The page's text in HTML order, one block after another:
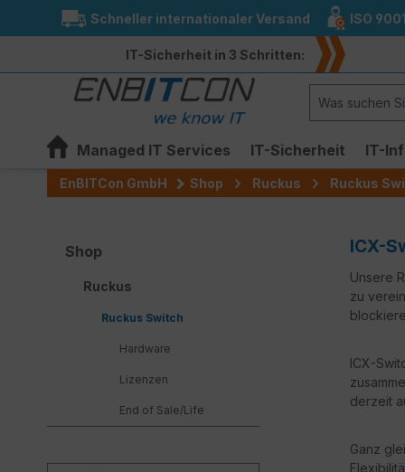
Zur Hauptnavigation springen
Schneller internationaler Versand ISO
IT-Sicherheit in 3 Schritten:
Managed IT Services IT-Sicherheit IT-
EnBITCon GmbH Shop Ruckus Ruckus
Shop
Ruckus
Ruckus Switch
Hardware
Lizenzen
End of Sale/Life
ICX-
Unsere
zu
ICX-
derzeit
Ganz